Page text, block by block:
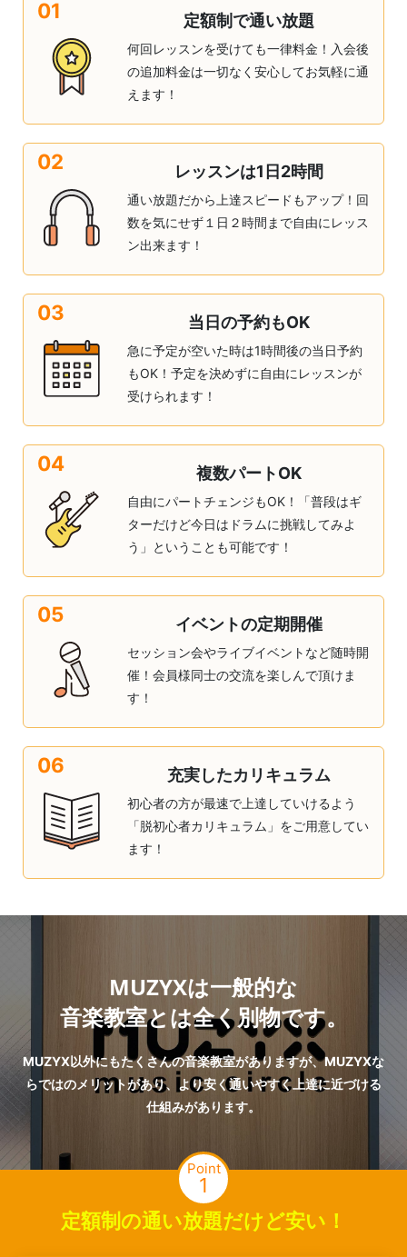
01 定額制で通い放題
何回レッスンを受けても一律料金！入会後
の追加料金は一切なく安心してお気軽に通
えます！
02 レッスンは1日2時間
通い放題だから上達スピードもアップ！回
数を気にせず１日２時間まで自由にレッス
ン出来ます！
03 当日の予約もOK
急に予定が空いた時は1時間後の当日予約
もOK！予定を決めずに自由にレッスンが
受けられます！
04 複数パートOK
自由にパートチェンジもOK！「普段はギ
ターだけど今日はドラムに挑戦してみよ
う」ということも可能です！
05 イベントの定期開催
セッション会やライブイベントなど随時開
催！会員様同士の交流を楽しんで頂けま
す！
06 充実したカリキュラム
初心者の方が最速で上達していけるよう
「脱初心者カリキュラム」をご用意してい
ます！
MUZYXは一般的な
音楽教室とは全く別物です。
MUZYX以外にもたくさんの音楽教室がありますが、MUZYXな
らではのメリットがあり、より安く通いやすく上達に近づける
仕組みがあります。
Point
1
定額制の通い放題だけど安い！